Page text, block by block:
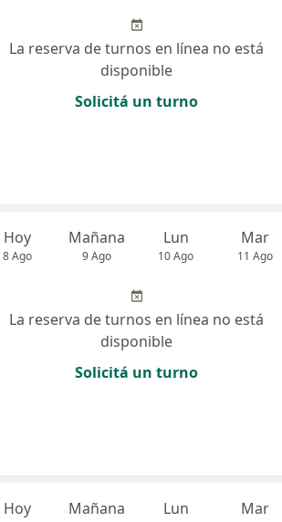
La reserva de turnos en línea no está
disponible
Solicitá un turno
Hoy
8 Ago
Mañana
9 Ago
Lun
10 Ago
Mar
11 Ago
La reserva de turnos en línea no está
disponible
Solicitá un turno
Hoy Mañana Lun Mar